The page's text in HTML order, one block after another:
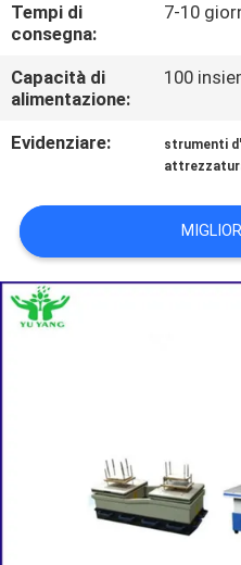
CONTATTICI
NOTIZIE
CITAZIONE
MAPPA
POLITICA
SULLA
Tempi di
consegna:
7-10
Capacità di
alimentazione:
100
Evidenziare: strumenti